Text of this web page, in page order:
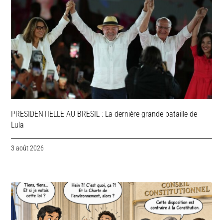
PRESIDENTIELLE AU BRESIL : La dernière grande bataille de
Lula
3 août 2026